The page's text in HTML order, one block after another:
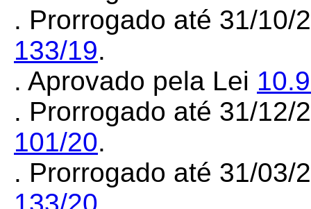
. Prorrogado até 31/10/
133/19.
. Aprovado pela Lei
. Prorrogado até 31/12/
101/20.
. Prorrogado até 31/03/